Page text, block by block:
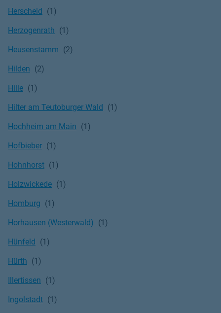
Herscheid
Herzogenrath
Heusenstamm
Hilden
Hille
Hilter am Teutoburger Wald
Hochheim am Main
Hofbieber
Hohnhorst
Holzwickede
Homburg
Horhausen (Westerwald)
Hünfeld
Hürth
Illertissen
Ingolstadt